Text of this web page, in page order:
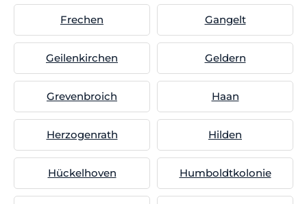
Frechen Gangelt
Geilenkirchen Geldern
Grevenbroich Haan
Herzogenrath Hilden
Hückelhoven Humboldtkolonie